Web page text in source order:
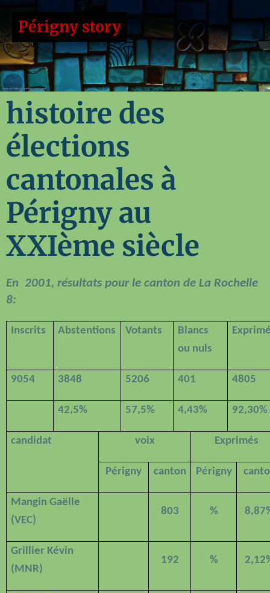
Périgny story
histoire des
élections
cantonales à
Périgny au
XXIème siècle
En 2001, résultats pour le canton de La Rochelle
8:
Inscrits Abstentions Votants
Blancs
ou nuls
9054 3848 5206 401 4805
42,5% 57,5% 4,43% 92,30%
candidat voix Exprimés
Périgny canton Périgny
Mangin Gaëlle
(VEC)
803 %
Grillier Kévin
(MNR)
192 %